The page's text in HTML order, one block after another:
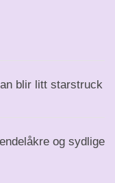
blir litt starstruck
og sydlige